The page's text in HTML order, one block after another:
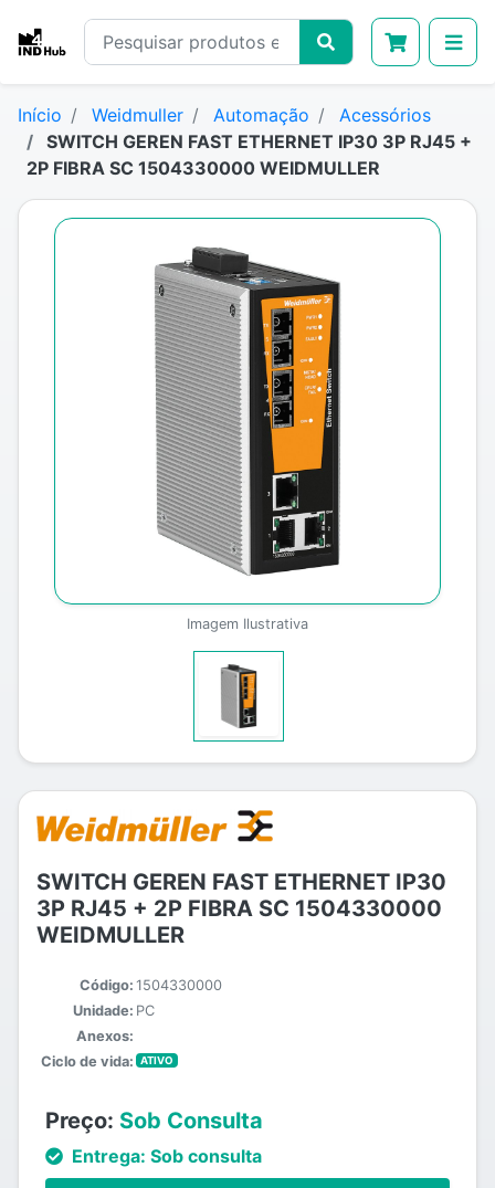
Início Weidmuller Automação
Acessórios
SWITCH GEREN FAST ETHERNET IP30 3P RJ45 +
2P FIBRA SC 1504330000 WEIDMULLER
Imagem Ilustrativa
SWITCH GEREN FAST ETHERNET IP30
3P RJ45 + 2P FIBRA SC 1504330000
WEIDMULLER
Código: 1504330000
Unidade: PC
Anexos:
Ciclo de vida:
ATIVO
Preço: Sob Consulta
Entrega: Sob consulta